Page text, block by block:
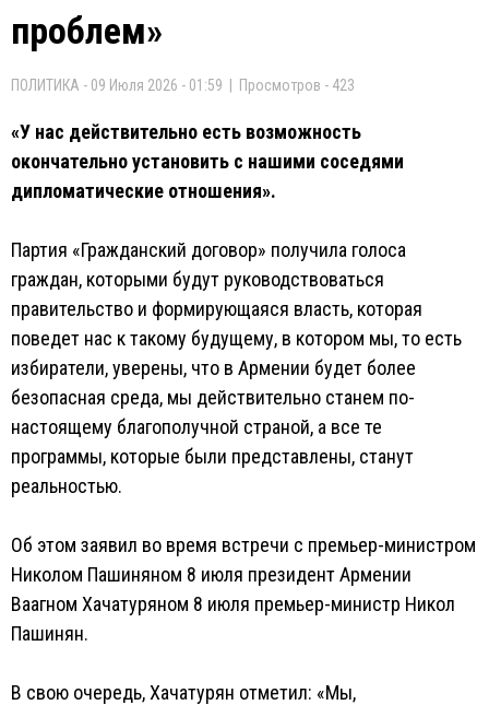
проблем»
ПОЛИТИКА - 09 Июля 2026 - 01:59 | Просмотров - 423
«У нас действительно есть возможность
окончательно установить с нашими соседями
дипломатические отношения».
Партия «Гражданский договор» получила голоса
граждан, которыми будут руководствоваться
правительство и формирующаяся власть, которая
поведет нас к такому будущему, в котором мы, то есть
избиратели, уверены, что в Армении будет более
безопасная среда, мы действительно станем по-
настоящему благополучной страной, а все те
программы, которые были представлены, станут
реальностью.
Об этом заявил во время встречи с премьер-министром
Николом Пашиняном 8 июля президент Армении
Ваагном Хачатуряном 8 июля премьер-министр Никол
Пашинян.
В свою очередь, Хачатурян отметил: «Мы,